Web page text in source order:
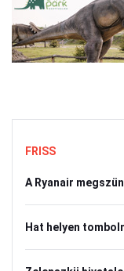
FRISS
A Ryanair
Hat helyen